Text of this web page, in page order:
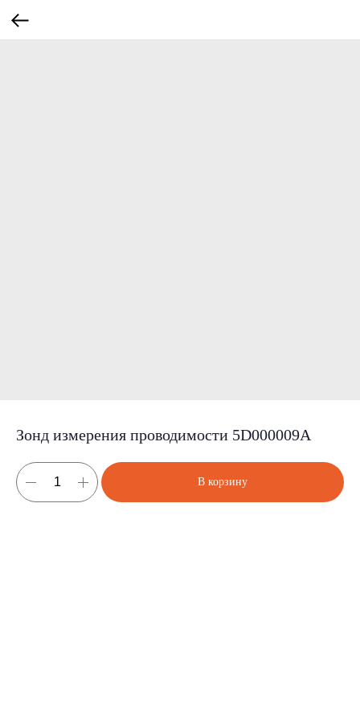
Зонд измерения проводимости 5D000009A
В корзину